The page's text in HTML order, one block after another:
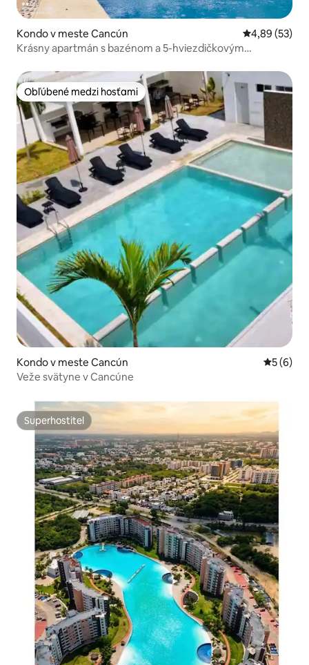
Kondo v meste Cancún Priemerné
4,89 (53)
Krásny apartmán s bazénom a 5-hviezdičkovým
Obľúbené medzi hosťami
Obľúbené medzi hosťami
Kondo v meste Cancún
5 (6)
Veže svätyne v Cancúne
Superhostiteľ
Superhostiteľ